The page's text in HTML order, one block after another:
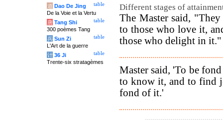
Different stages of
The Master said,
to those who love it,
those who delight in it."
Master said, 'To be
to know it, and to find
fond of it.'
table
道 Dao De Jing
De la Voie et la Vertu
table
唐 Tang Shi
300 poèmes Tang
table
兵 Sun Zi
L'Art de la guerre
table
计 36 Ji
Trente-six stratagèmes